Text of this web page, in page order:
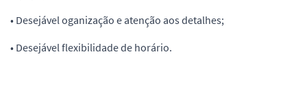
• Desejável oganização e atenção aos detalhes;
• Desejável flexibilidade de horário.